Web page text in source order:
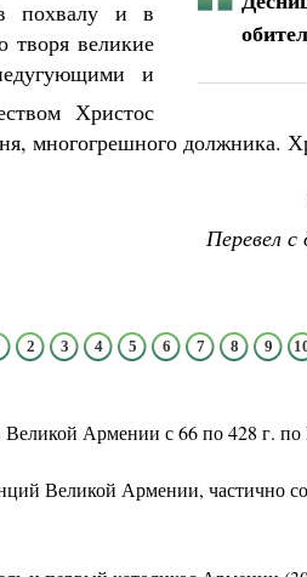
похвалу и в
творя великие
и
Христос
многогрешного должника.
Перевел с
2 3 4 5 6 7 8 9
Армении с 66 по 428 г.
Великой Армении, частично